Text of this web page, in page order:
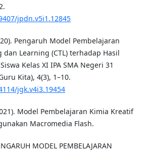
jpdn.v5i1.12845
Pengaruh Model Pembelajaran
dan Learning (CTL) terhadap Hasil
Kelas XI IPA SMA Negeri 31
Kita), 4(3), 1–10.
jgk.v4i3.19454
Model Pembelajaran Kimia Kreatif
Macromedia Flash.
MODEL PEMBELAJARAN